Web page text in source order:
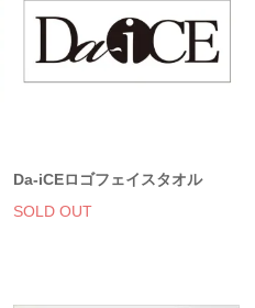
Da-iCEロゴフェイスタオル
SOLD OUT